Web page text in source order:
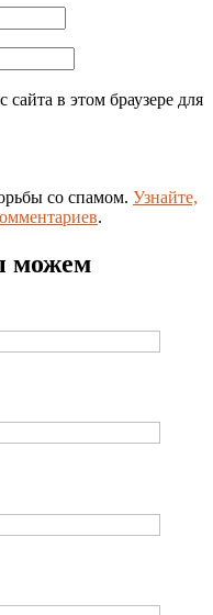
в этом браузере для
со спамом. Узнайте,
.
можем